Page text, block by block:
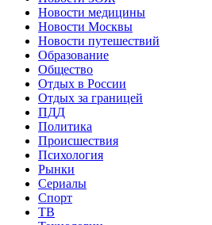
Новости медицины
Новости Москвы
Новости путешествий
Образование
Общество
Отдых в России
Отдых за границей
ПДД
Политика
Происшествия
Психология
Рынки
Сериалы
Спорт
ТВ